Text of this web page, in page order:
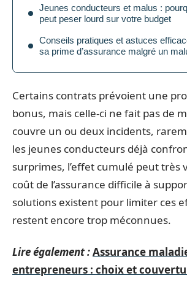
Jeunes conducteurs et malus :
peut peser lourd sur votre budget
Conseils pratiques et astuces
sa prime d’assurance malgré un
Certains contrats prévoient une
bonus, mais celle-ci ne fait pas de
couvre un ou deux incidents,
les jeunes conducteurs déjà
surprimes, l’effet cumulé peut très
coût de l’assurance difficile à
solutions existent pour limiter ces
restent encore trop méconnues.
Lire également :Assurance
entrepreneurs : choix et